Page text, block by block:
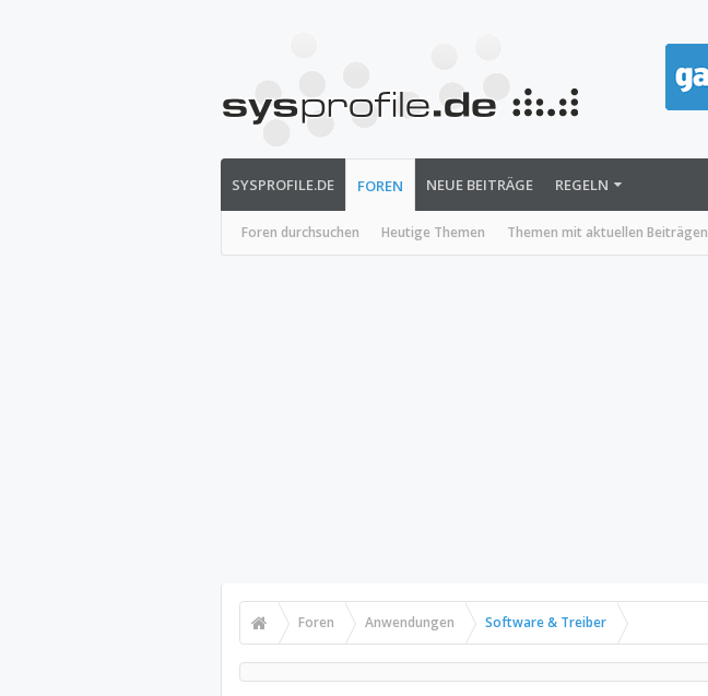
SYSPROFILE.DE FOREN
Foren durchsuchen Heutige Themen Themen mit aktuellen Beiträgen
NEUE BEITRÄGE REGELN
Foren Anwendungen Software & Treiber